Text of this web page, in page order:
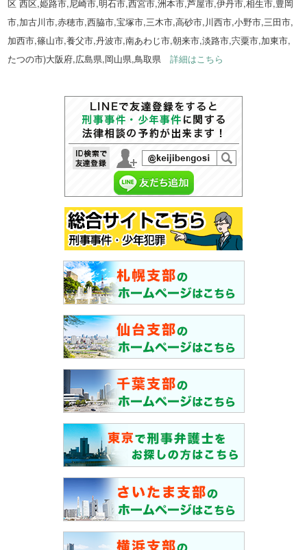
区 西区,姫路市,尼崎市,明石市,西宮市,洲本市,芦屋市,伊丹市,相生市,豊岡
市,加古川市,赤穂市,西脇市,宝塚市,三木市,高砂市,川西市,小野市,三田市,
加西市,篠山市,養父市,丹波市,南あわじ市,朝来市,淡路市,宍粟市,加東市,
たつの市)大阪府,広島県,岡山県,鳥取県詳細はこちら